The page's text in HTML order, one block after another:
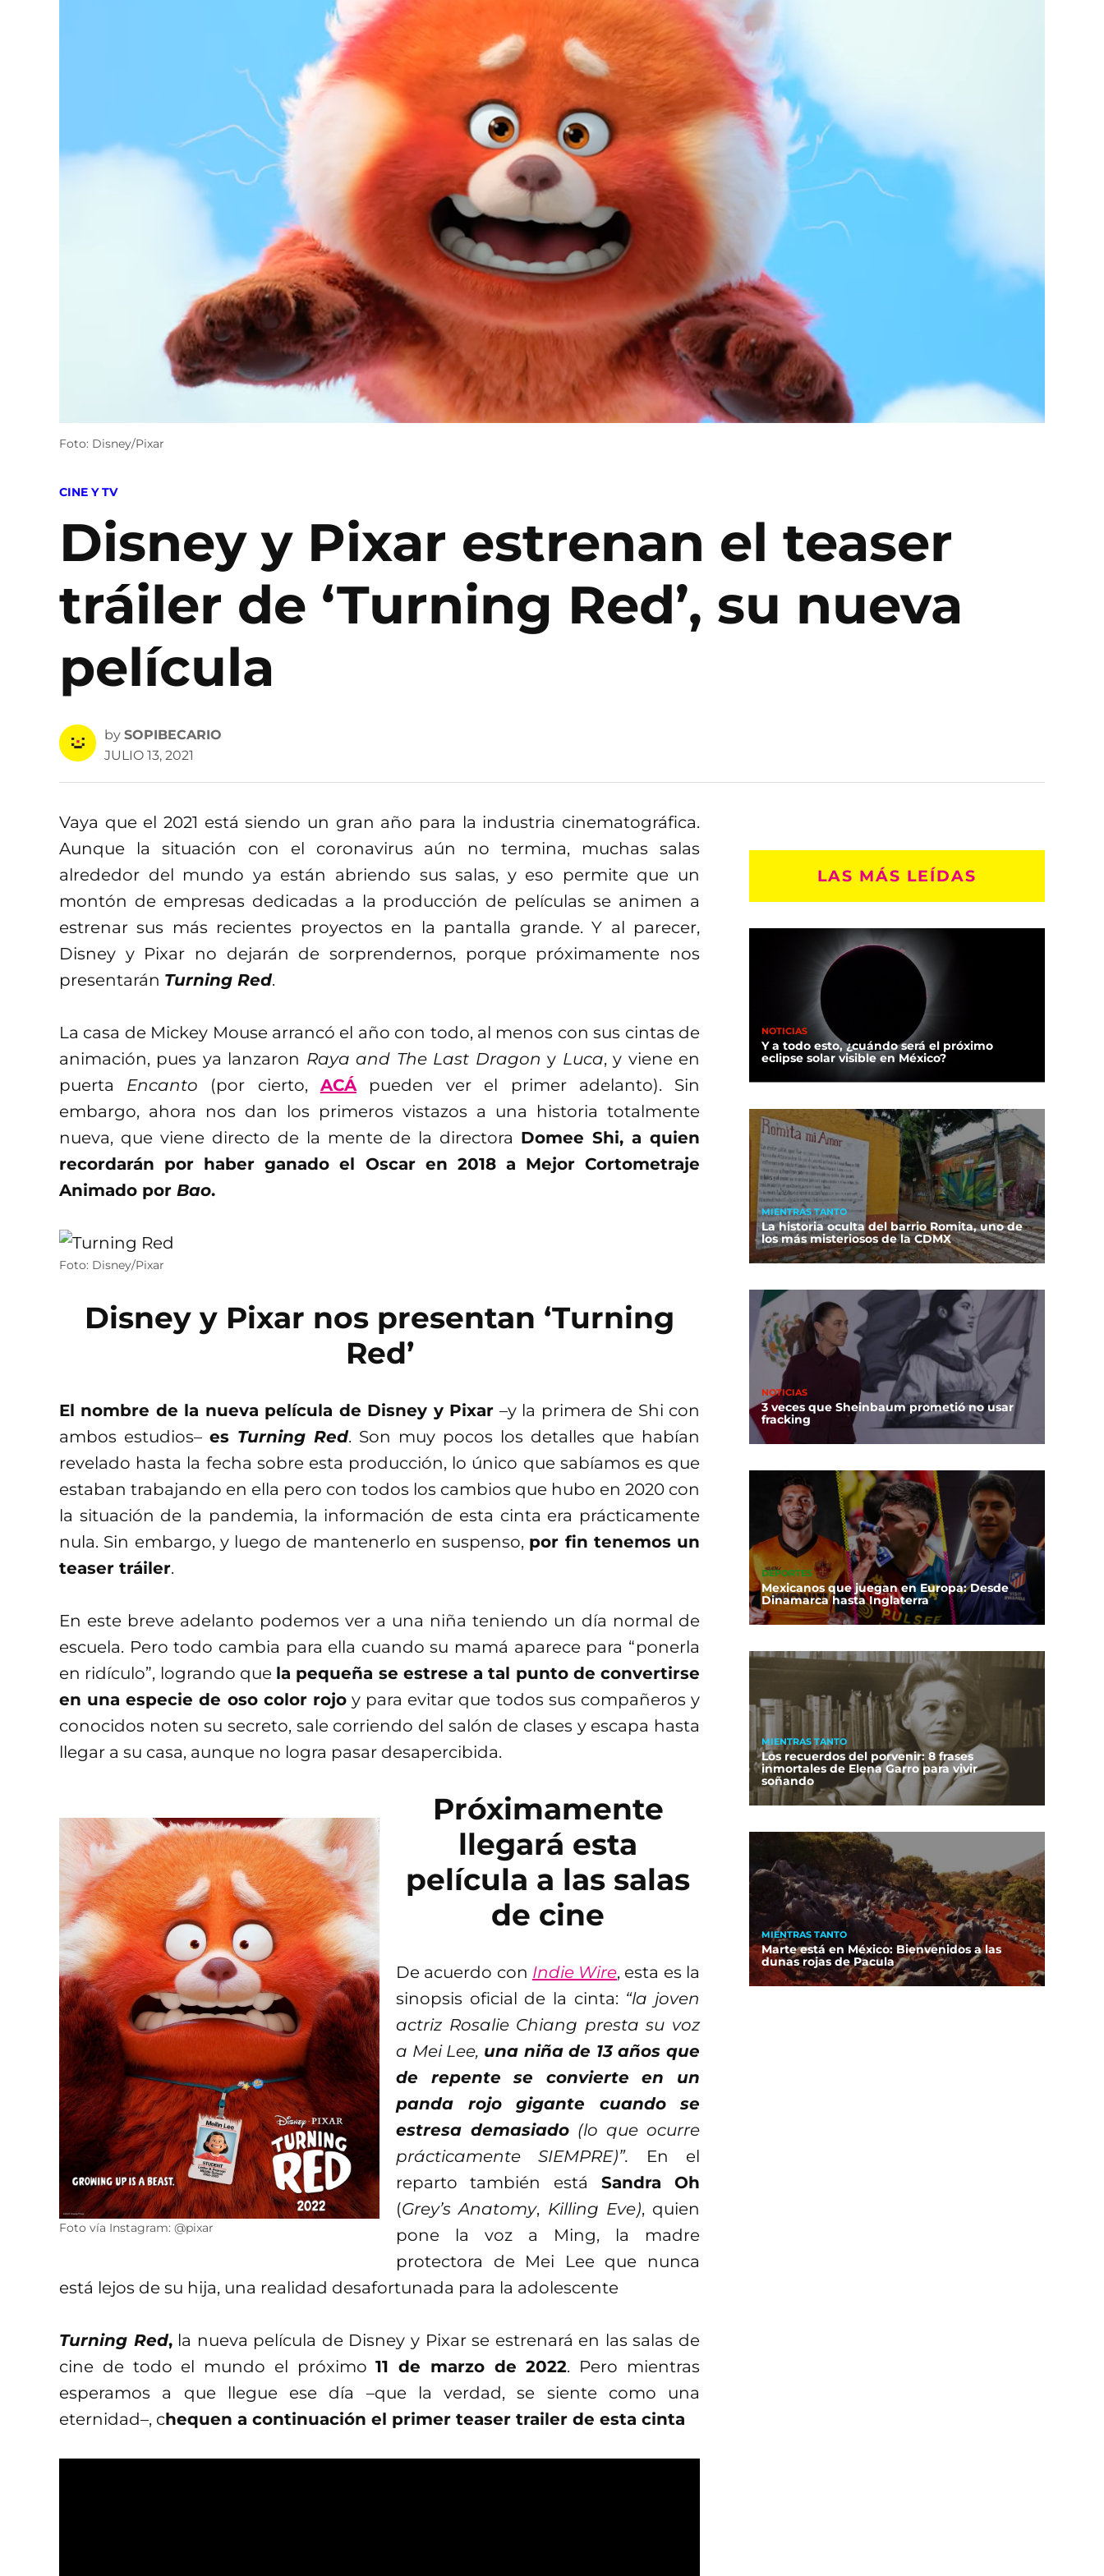
Foto: Disney/Pixar
POSTED
CINE Y TV
Disney y Pixar estrenan el teaser
tráiler de ‘Turning Red’, su nueva
película
by SOPIBECARIO
JULIO 13, 2021
Vaya que el 2021 está siendo un gran año para la industria cinematográfica.
Aunque la situación con el coronavirus aún no termina, muchas salas
alrededor del mundo ya están abriendo sus salas, y eso permite que un
montón de empresas dedicadas a la producción de películas se animen a
estrenar sus más recientes proyectos en la pantalla grande. Y al parecer,
Disney y Pixar no dejarán de sorprendernos, porque próximamente nos
presentarán Turning Red.
La casa de Mickey Mouse arrancó el año con todo, al menos con sus cintas de
animación, pues ya lanzaron Raya and The Last Dragon y Luca, y viene en
puerta Encanto (por cierto, ACÁpueden ver el primer adelanto). Sin
embargo, ahora nos dan los primeros vistazos a una historia totalmente
nueva, que viene directo de la mente de la directora Domee Shi, a quien
recordarán por haber ganado el Oscar en 2018 a Mejor Cortometraje
Animado por Bao.
Foto: Disney/Pixar
Disney y Pixar nos presentan ‘Turning
Red’
El nombre de la nueva película de Disney y Pixar –y la primera de Shi con
ambos estudios– es Turning Red. Son muy pocos los detalles que habían
revelado hasta la fecha sobre esta producción, lo único que sabíamos es que
estaban trabajando en ella pero con todos los cambios que hubo en 2020 con
la situación de la pandemia, la información de esta cinta era prácticamente
nula. Sin embargo, y luego de mantenerlo en suspenso, por fin tenemos un
teaser tráiler.
En este breve adelanto podemos ver a una niña teniendo un día normal de
escuela. Pero todo cambia para ella cuando su mamá aparece para “ponerla
en ridículo”, logrando que la pequeña se estrese a tal punto de convertirse
en una especie de oso color rojoy para evitar que todos sus compañeros y
conocidos noten su secreto, sale corriendo del salón de clases y escapa hasta
llegar a su casa, aunque no logra pasar desapercibida.
Foto vía Instagram: @pixar
Próximamente
llegará esta
película a las salas
de cine
De acuerdo con Indie Wire, esta es la
sinopsis oficial de la cinta: “la joven
actriz Rosalie Chiang presta su voz
a Mei Lee, una niña de 13 años que
de repente se convierte en un
panda rojo gigante cuando se
estresa demasiado (lo que ocurre
prácticamente SIEMPRE)”. En el
reparto también está Sandra Oh
(Grey’s Anatomy, Killing Eve), quien
pone la voz a Ming, la madre
protectora de Mei Lee que nunca
está lejos de su hija, una realidad desafortunada para la adolescente
Turning Red,la nueva película de Disney y Pixar se estrenará en las salas de
cine de todo el mundo el próximo11 de marzo de 2022. Pero mientras
esperamos a que llegue ese día –que la verdad, se siente como una
eternidad–, chequen a continuación el primer teaser trailer de esta cinta
LAS MÁS LEÍDAS
NOTICIAS
Y a todo esto, ¿cuándo será el próximo
eclipse solar visible en México?
MIENTRAS TANTO
La historia oculta del barrio Romita, uno de
los más misteriosos de la CDMX
NOTICIAS
3 veces que Sheinbaum prometió no usar
fracking
DEPORTES
Mexicanos que juegan en Europa: Desde
Dinamarca hasta Inglaterra
MIENTRAS TANTO
Los recuerdos del porvenir: 8 frases
inmortales de Elena Garro para vivir
soñando
MIENTRAS TANTO
Marte está en México: Bienvenidos a las
dunas rojas de Pacula